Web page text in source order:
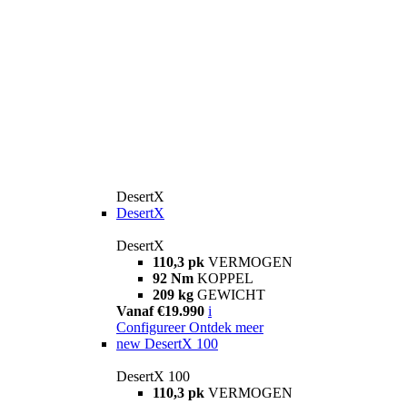
DesertX
DesertX
DesertX
110,3 pk VERMOGEN
92 Nm KOPPEL
209 kg GEWICHT
Vanaf €19.990 i
Configureer Ontdek meer
new DesertX 100
DesertX 100
110,3 pk VERMOGEN